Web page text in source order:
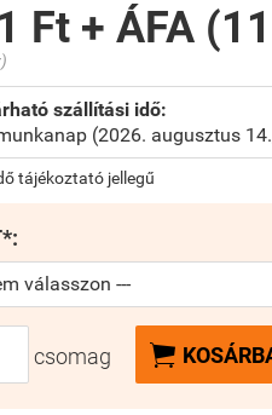
Ft + ÁFA
szállítási idő:
(2026. augusztus
tájékoztató jellegű
csomag 